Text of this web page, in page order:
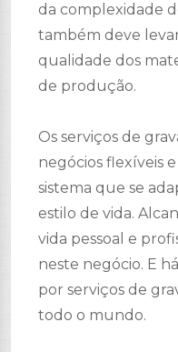
da complexidade
também deve
qualidade dos
de produção.
Os serviços de
negócios flexíveis
sistema que se
estilo de vida.
vida pessoal e
neste negócio. E
por serviços de
todo o mundo.